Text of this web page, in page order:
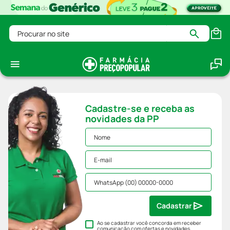
Procurar no site
Cadastre-se e receba as
novidades da PP
Ao se cadastrar você concorda em receber
comunicação com ofertas e novidades,
Cadastrar